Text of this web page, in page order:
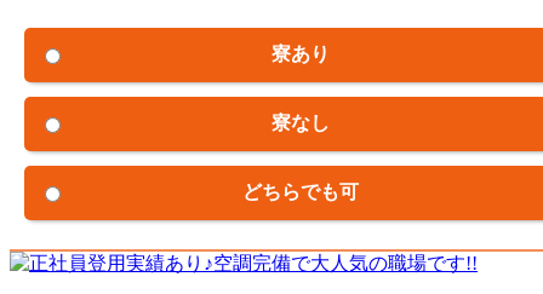
寮あり
寮なし
どちらでも可